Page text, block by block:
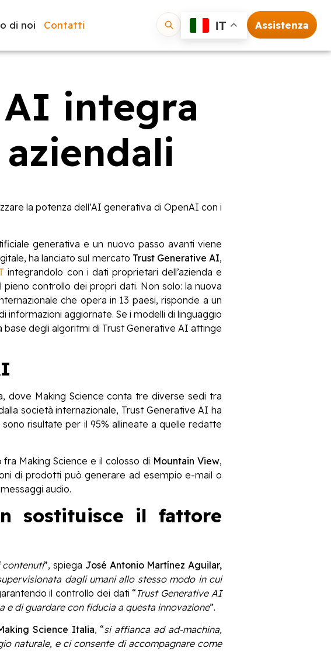
di noi Contatti IT Assistenza
integra
la potenza dell’AI generativa di OpenAI con i
generativa e un nuovo passo avanti viene
ha lanciato sul mercato Trust Generative AI,
integrandolo con i dati proprietari dell’azienda e
controllo dei propri dati. Non solo: la nuova
che opera in 13 paesi, risponde a un
aggiornate. Se i modelli di linguaggio
base degli algoritmi di Trust Generative AI attinge
dove Making Science conta tre diverse sedi tra
società internazionale, Trust Generative AI ha
risultate per il 95% allineate a quelle redatte
Making Science e il colosso di Mountain View,
di prodotti può generare ad esempio e-mail o
audio.
sostituisce il fattore
contenuti”, spiega José Antonio Martínez Aguilar,
dagli umani allo stesso modo in cui
il controllo dei dati “Trust Generative AI
e di guardare con fiducia a questa innovazione”.
Science Italia, “si affianca ad ad-machina,
naturale, e ci consente di accompagnare come